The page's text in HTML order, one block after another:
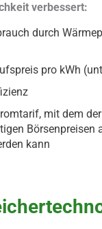
verbessert:
durch
pro kWh
mit dem
Börsenpreisen
kann